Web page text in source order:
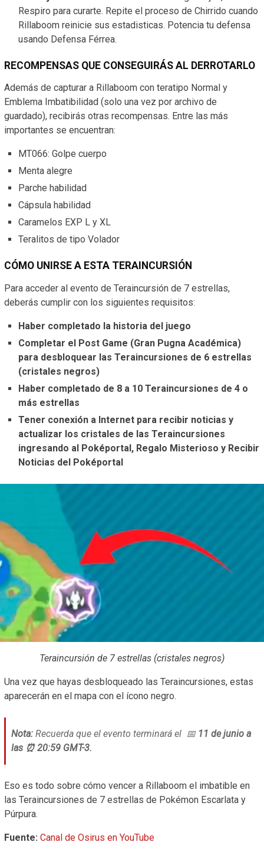
Respiro para curarte. Repite el proceso de Chirrido cuando
Rillaboom reinicie sus estadisticas. Potencia tu defensa
usando Defensa Férrea.
RECOMPENSAS QUE CONSEGUIRÁS AL DERROTARLO
Además de capturar a Rillaboom con teratipo Normal y
Emblema Imbatibilidad (solo una vez por archivo de
guardado), recibirás otras recompensas. Entre las más
importantes se encuentran:
MT066: Golpe cuerpo
Menta alegre
Parche habilidad
Cápsula habilidad
Caramelos EXP L y XL
Teralitos de tipo Volador
CÓMO UNIRSE A ESTA TERAINCURSIÓN
Para acceder al evento de Teraincursión de 7 estrellas,
deberás cumplir con los siguientes requisitos:
Haber completado la historia del juego
Completar el Post Game (Gran Pugna Académica)
para desbloquear las Teraincursiones de 6 estrellas
(cristales negros)
Haber completado de 8 a 10 Teraincursiones de 4 o
más estrellas
Tener conexión a Internet para recibir noticias y
actualizar los cristales de las Teraincursiones
ingresando al Poképortal, Regalo Misterioso y Recibir
Noticias del Poképortal
Teraincursión de 7 estrellas (cristales negros)
Una vez que hayas desbloqueado las Teraincursiones, estas
aparecerán en el mapa con el ícono negro.
Nota: Recuerda que el evento terminará el 📅 11 de junio a
las ⏰ 20:59 GMT-3.
Eso es todo sobre cómo vencer a Rillaboom el imbatible en
las Teraincursiones de 7 estrellas de Pokémon Escarlata y
Púrpura.
Fuente: Canal de Osirus en YouTube